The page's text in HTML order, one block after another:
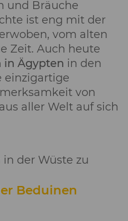
und Bräuche
ist eng mit der
vom alten
Zeit. Auch heute
in Ägypten in den
einzigartige
von
aller Welt auf sich
Beduinen